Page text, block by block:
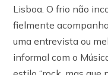
Lisboa. O frio não
fielmente
uma entrevista ou
informal com o